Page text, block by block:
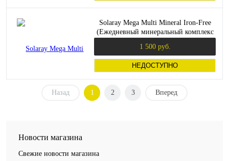
Solaray Mega Multi Mineral Iron-Free
(Ежедневный минеральный комплекс
1 500 руб.
НЕДОСТУПНО
Назад 1 2 3 Вперед
Новости магазина
Свежие новости магазина